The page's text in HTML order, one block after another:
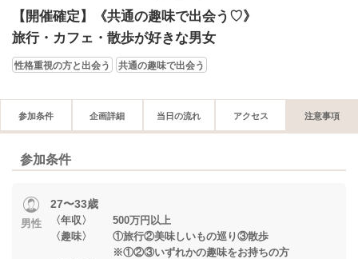
【開催確定】《共通の趣味で出会う♡》
旅行・カフェ・散歩が好きな男女
性格重視の方と出会う 共通の趣味で出会う
参加条件 企画詳細 当日の流れ アクセス 注意事項
参加条件
男性
27〜33歳
〈年収〉 500万円以上
〈趣味〉 ①旅行②美味しいもの巡り③散歩
※①②③いずれかの趣味をお持ちの方